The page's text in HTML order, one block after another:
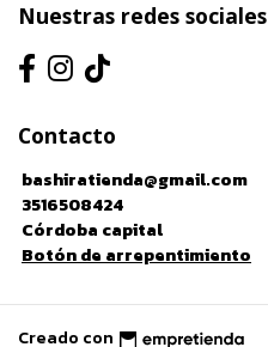
Nuestras redes sociales
Contacto
bashiratienda@gmail.com
3516508424
Córdoba capital
Botón de arrepentimiento
Creado con